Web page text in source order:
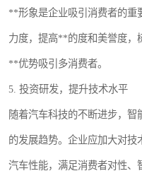
**形象是企业吸引消费者的重
力度，提高**的度和美誉度，
**优势吸引多消费者。
5. 投资研发，提升技术水平
随着汽车科技的不断进步，
的发展趋势。企业应加大对
汽车性能，满足消费者对性、